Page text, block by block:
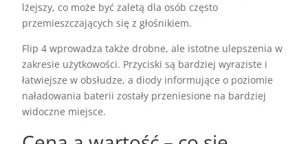
lżejszy, co może być zaletą dla osób często
przemieszczających się z głośnikiem.
Flip 4 wprowadza także drobne, ale istotne ulepszenia w
zakresie użytkowości. Przyciski są bardziej wyraziste i
łatwiejsze w obsłudze, a diody informujące o poziomie
naładowania baterii zostały przeniesione na bardziej
widoczne miejsce.